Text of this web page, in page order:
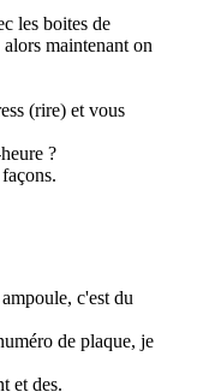
les boites de
maintenant on
(rire) et vous
?
c'est du
de plaque, je
et des.